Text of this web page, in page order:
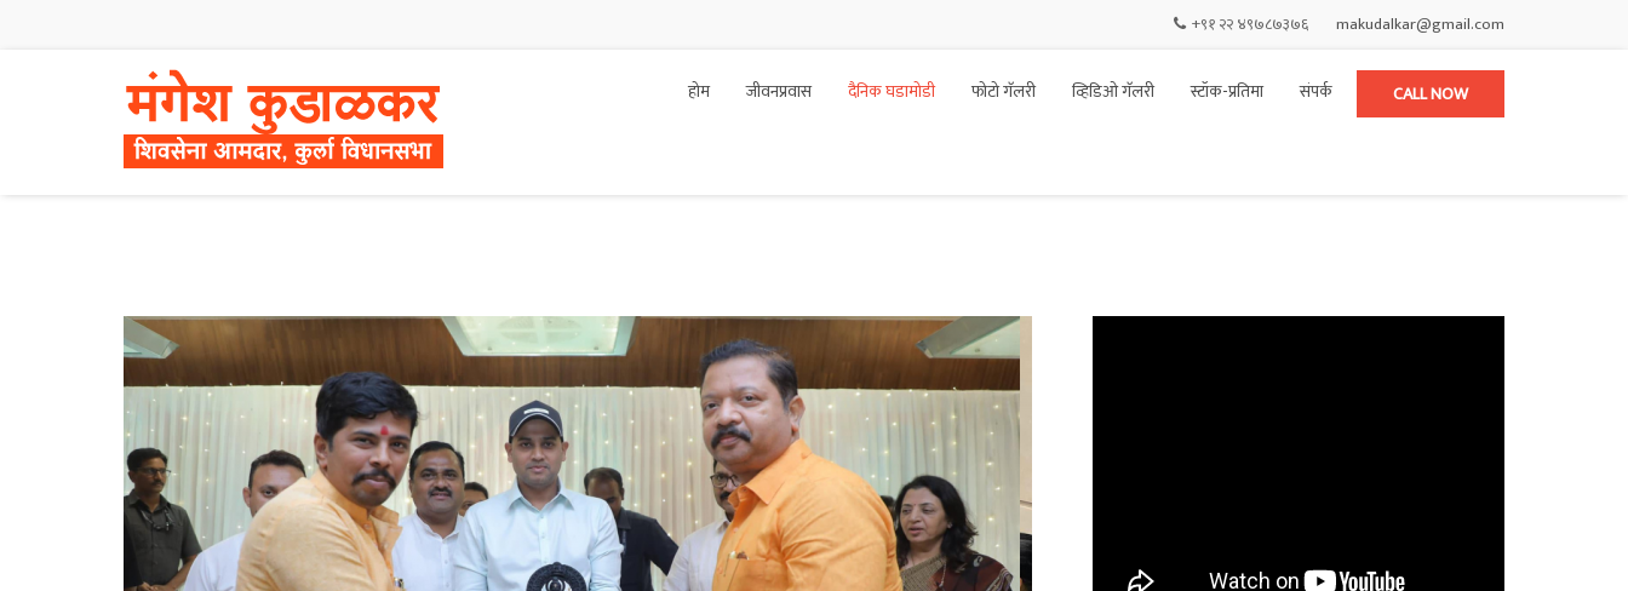
+९१ २२ ४९७८७३७६ makudalkar@gmail.com
CALL NOW
होम जीवनप्रवास दैनिक घडामोडी फोटो गॅलरी व्हिडिओ गॅलरी स्टॉक-प्रतिमा संपर्क